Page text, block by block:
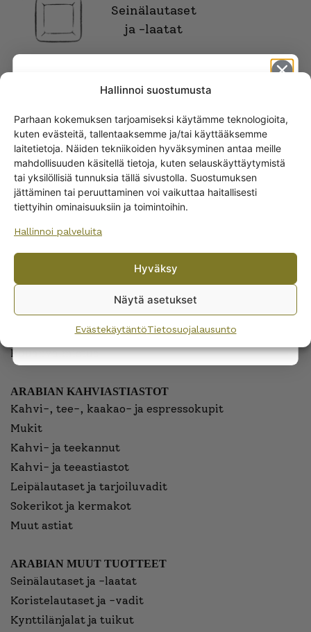
Hallinnoi suostumusta
Parhaan kokemuksen tarjoamiseksi käytämme teknologioita,
kuten evästeitä, tallentaaksemme ja/tai käyttääksemme
laitetietoja. Näiden tekniikoiden hyväksyminen antaa meille
mahdollisuuden käsitellä tietoja, kuten selauskäyttäytymistä
tai yksilöllisiä tunnuksia tällä sivustolla. Suostumuksen
jättäminen tai peruuttaminen voi vaikuttaa haitallisesti
tiettyihin ominaisuuksiin ja toimintoihin.
Hallinnoi palveluita
Hyväksy
Näytä asetukset
EvästekäytäntöTietosuojalausunto
Seinälautaset
ja -laatat
ARABIAN RUOKA-ASTIAT
Kannut ja kaatimet
Tarjoiluastiat
Muut ruoka-astioiden osat
Munakupit
Kastikeastiat
Ruuanvalmistus
ARABIAN KAHVIASTIASTOT
Kahvi-, tee-, kaakao- ja espressokupit
Mukit
Kahvi- ja teekannut
Kahvi- ja teeastiastot
Leipälautaset ja tarjoiluvadit
Sokerikot ja kermakot
Muut astiat
ARABIAN MUUT TUOTTEET
Seinälautaset ja -laatat
Koristelautaset ja -vadit
Kynttilänjalat ja tuikut
Get -5%
off?
Yes! I want the discount
By subscribing to the newsletter, you consent to receiving messages from
privacy policy.